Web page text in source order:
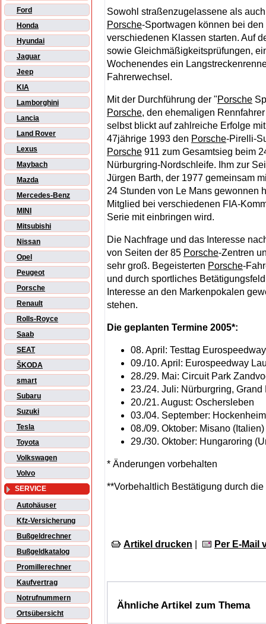
Ford
Honda
Hyundai
Jaguar
Jeep
KIA
Lamborghini
Lancia
Land Rover
Lexus
Maybach
Mazda
Mercedes-Benz
MINI
Mitsubishi
Nissan
Opel
Peugeot
Porsche
Renault
Rolls-Royce
Saab
SEAT
ŠKODA
smart
Subaru
Suzuki
Tesla
Toyota
Volkswagen
Volvo
SERVICE
Autohäuser
Kfz-Versicherung
Bußgeldrechner
Bußgeldkatalog
Promillerechner
Kaufvertrag
Notrufnummern
Ortsübersicht
Sowohl straßenzugelassene als
Porsche-Sportwagen können bei
verschiedenen Klassen starten. Auf
sowie Gleichmäßigkeitsprüfungen,
Wochenendes ein
Fahrerwechsel.
Mit der Durchführung der "Porsche
Porsche, den ehemaligen
selbst blickt auf zahlreiche Erfolge
47jährige 1993 den Porsche-Pirelli-
Porsche 911 zum Gesamtsieg beim
Nürburgring-Nordschleife. Ihm zur
Jürgen Barth, der 1977 gemeinsam
24 Stunden von Le Mans gewonnen
Mitglied bei verschiedenen FIA-
Serie mit einbringen wird.
Die Nachfrage und das Interesse
von Seiten der 85 Porsche-Zentren
sehr groß. Begeisterten Porsche-
und durch sportliches
Interesse an den Markenpokalen
stehen.
Die geplanten Termine 2005*:
08. April: Testtag
09./10. April: Eurospeedway
28./29. Mai: Circuit Park
23./24. Juli: Nürburgring, Grand
20./21. August: Oschersleben
03./04. September:
08./09. Oktober: Misano (Italien)
29./30. Oktober: Hungaroring
* Änderungen vorbehalten
**Vorbehaltlich Bestätigung durch
Artikel drucken Per E-Mail
Ähnliche Artikel zum Thema